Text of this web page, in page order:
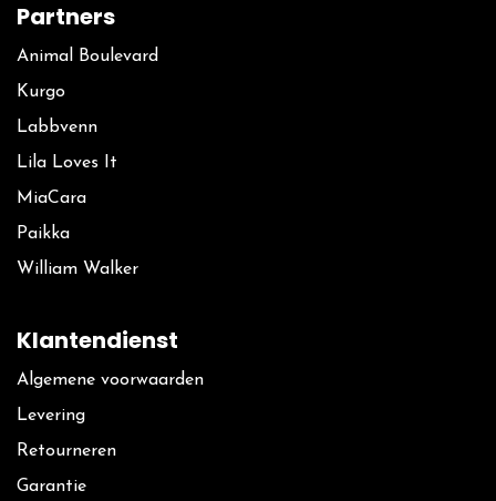
Partners
Animal Boulevard
Kurgo
La​bbvenn
Lila Loves It
MiaCara
Paikka
William Walker
Klantendienst
Algemene voorwaarden
Levering
Retourneren
Garantie